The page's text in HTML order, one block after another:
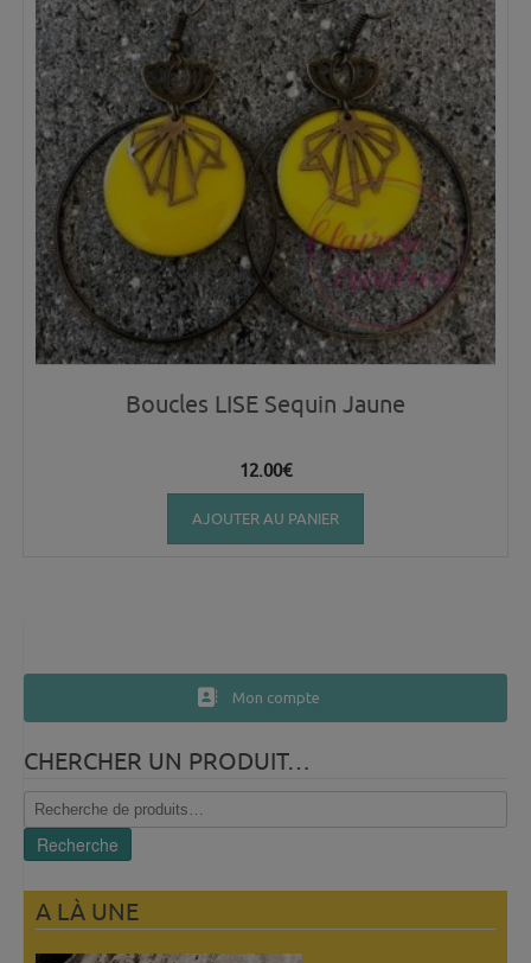
Boucles LISE Sequin Jaune
12.00€
AJOUTER AU PANIER
Mon compte
CHERCHER UN PRODUIT…
Recherche
pour :
Recherche
A LÀ UNE